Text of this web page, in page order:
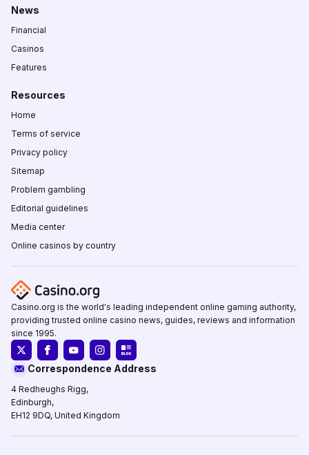
News
Financial
Casinos
Features
Resources
Home
Terms of service
Privacy policy
Sitemap
Problem gambling
Editorial guidelines
Media center
Online casinos by country
Casino.org is the world's leading independent online gaming authority,
providing trusted online casino news, guides, reviews and information
since 1995.
Correspondence Address
4 Redheughs Rigg,
Edinburgh,
EH12 9DQ, United Kingdom